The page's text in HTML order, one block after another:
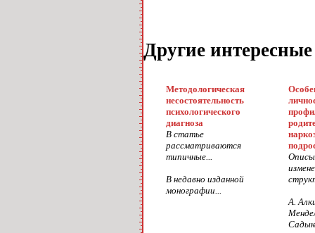
Другие
Методологическая
несостоятельность
психологического
диагноза
В статье
рассматриваются
типичные...
В недавно изданной
монографии...
А.